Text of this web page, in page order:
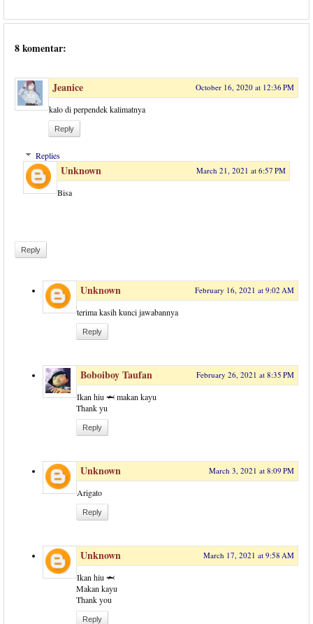
8 komentar:
Jeanice October 16, 2020 at 12:36 PM
kalo di perpendek kalimatnya
Reply
Replies
Unknown March 21, 2021 at 6:57 PM
Bisa
Reply
Unknown February 16, 2021 at 9:02 AM
terima kasih kunci jawabannya
Reply
Boboiboy Taufan February 26, 2021 at 8:35 PM
Ikan hiu 🦈 makan kayu
Thank yu
Reply
Unknown March 3, 2021 at 8:09 PM
Arigato
Reply
Unknown March 17, 2021 at 9:58 AM
Ikan hiu 🦈
Makan kayu
Thank you
Reply